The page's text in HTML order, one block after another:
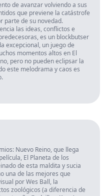
de avanzar volviendo a sus
que previene la catástrofe
parte de su novedad.
las ideas, conflictos e
es un blockbutser
excepcional, un juego de
momentos altos en El
pero no pueden eclipsar la
este melodrama y caos es
Nuevo Reino, que llega
El Planeta de los
de esta maldita y sucia
una de las mejores que
por Wes Ball, la
zoológicos (a diferencia de